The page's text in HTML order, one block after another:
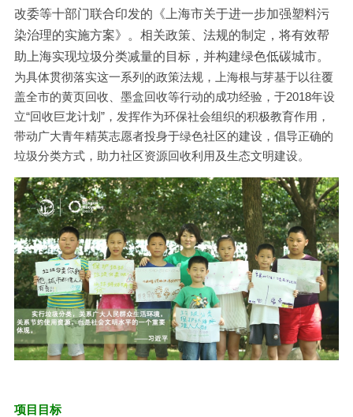
营造可持续生活
助力儿童成长
倡导生物多样性
更多
教材教程
影像资料
中文
中文
English
改委等十部门联合印发的《上海市关于进一步加强塑料污
染治理的实施方案》。相关政策、法规的制定，将有效帮
助上海实现垃圾分类减量的目标，并构建绿色低碳城市。
为具体贯彻落实这一系列的政策法规，上海根与芽基于以往覆
盖全市的黄页回收、墨盒回收等行动的成功经验，于2018年设
立“回收巨龙计划”，发挥作为环保社会组织的积极教育作用，
带动广大青年精英志愿者投身于绿色社区的建设，倡导正确的
垃圾分类方式，助力社区资源回收利用及生态文明建设。
项目目标